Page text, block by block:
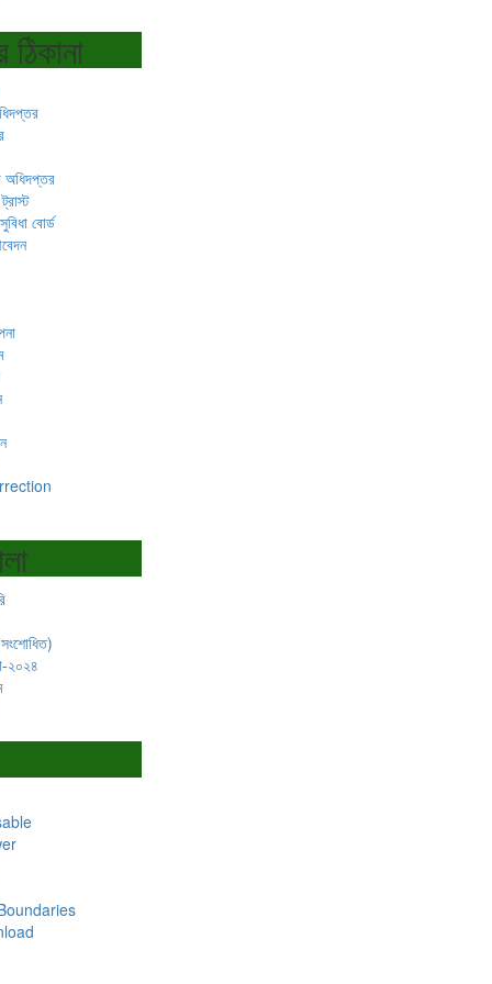
অধিদপ্তর
বোর্ড
২০২৪